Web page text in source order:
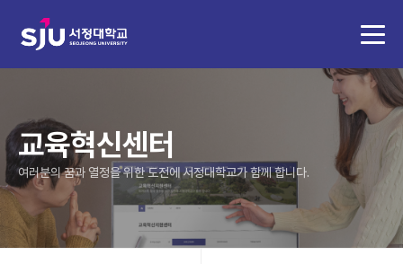
교육혁신센터
여러분의 꿈과 열정을 위한 도전에 서정대학교가 함께 합니다.